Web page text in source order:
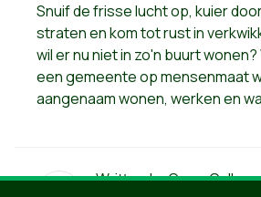
Snuif de frisse lucht op, kuier
straten en kom tot rust in
wil er nu niet in zo'n buurt
een gemeente op mensenmaat
aangenaam wonen, werken en
Written byCorry